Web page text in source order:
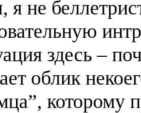
я не
здесь –
облик